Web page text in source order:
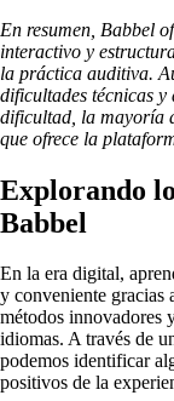
En resumen, Babbel
interactivo y
la práctica auditiva.
dificultades técnicas y
dificultad, la mayoría
que ofrece la
Explorando
Babbel
En la era digital,
y conveniente gracias
métodos innovadores
idiomas. A través de
podemos identificar
positivos de la